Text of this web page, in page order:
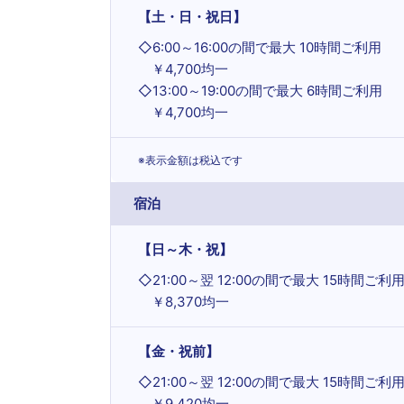
【土・日・祝日】
◇6:00～16:00の間で最大 10時間ご利用
￥4,700均一
◇13:00～19:00の間で最大 6時間ご利用
￥4,700均一
※表示金額は税込です
宿泊
【日～木・祝】
◇21:00～翌 12:00の間で最大 15時間ご利用
￥8,370均一
【金・祝前】
◇21:00～翌 12:00の間で最大 15時間ご利用